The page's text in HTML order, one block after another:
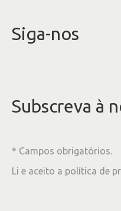
Siga-nos
Subscreva à
* Campos obrigatórios.
Li e aceito a política de